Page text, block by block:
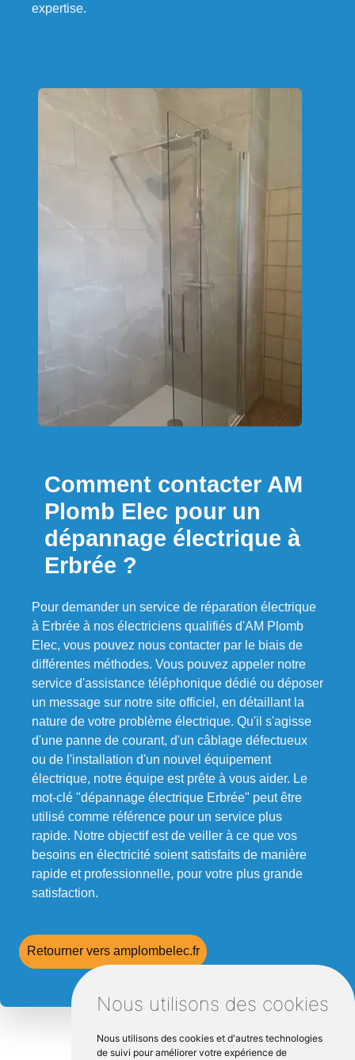
Nous utilisons des cookies
Nous utilisons des cookies et d'autres technologies
de suivi pour améliorer votre expérience de
expertise.
Comment contacter AM
Plomb Elec pour un
dépannage électrique à
Erbrée ?
Pour demander un service de réparation électrique
à Erbrée à nos électriciens qualifiés d'AM Plomb
Elec, vous pouvez nous contacter par le biais de
différentes méthodes. Vous pouvez appeler notre
service d'assistance téléphonique dédié ou déposer
un message sur notre site officiel, en détaillant la
nature de votre problème électrique. Qu'il s'agisse
d'une panne de courant, d'un câblage défectueux
ou de l'installation d'un nouvel équipement
électrique, notre équipe est prête à vous aider. Le
mot-clé "dépannage électrique Erbrée" peut être
utilisé comme référence pour un service plus
rapide. Notre objectif est de veiller à ce que vos
besoins en électricité soient satisfaits de manière
rapide et professionnelle, pour votre plus grande
satisfaction.
Retourner vers amplombelec.fr